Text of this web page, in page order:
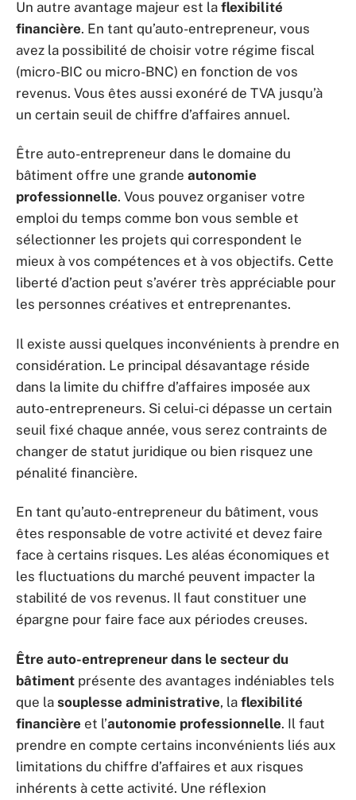
Un autre avantage majeur est la flexibilité
financière. En tant qu’auto-entrepreneur, vous
avez la possibilité de choisir votre régime fiscal
(micro-BIC ou micro-BNC) en fonction de vos
revenus. Vous êtes aussi exonéré de TVA jusqu’à
un certain seuil de chiffre d’affaires annuel.
Être auto-entrepreneur dans le domaine du
bâtiment offre une grande autonomie
professionnelle. Vous pouvez organiser votre
emploi du temps comme bon vous semble et
sélectionner les projets qui correspondent le
mieux à vos compétences et à vos objectifs. Cette
liberté d’action peut s’avérer très appréciable pour
les personnes créatives et entreprenantes.
Il existe aussi quelques inconvénients à prendre en
considération. Le principal désavantage réside
dans la limite du chiffre d’affaires imposée aux
auto-entrepreneurs. Si celui-ci dépasse un certain
seuil fixé chaque année, vous serez contraints de
changer de statut juridique ou bien risquez une
pénalité financière.
En tant qu’auto-entrepreneur du bâtiment, vous
êtes responsable de votre activité et devez faire
face à certains risques. Les aléas économiques et
les fluctuations du marché peuvent impacter la
stabilité de vos revenus. Il faut constituer une
épargne pour faire face aux périodes creuses.
Être auto-entrepreneur dans le secteur du
bâtiment présente des avantages indéniables tels
que la souplesse administrative, la flexibilité
financière et l’autonomie professionnelle. Il faut
prendre en compte certains inconvénients liés aux
limitations du chiffre d’affaires et aux risques
inhérents à cette activité. Une réflexion